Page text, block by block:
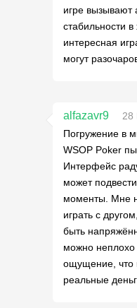
игре вызывают
стабильности
интересная
могут
alfazavr9
28
Погружение в
WSOP Poker
Интерфейс
может
моменты. Мне
играть с
быть
можно неплохо
ощущение, что
реальные